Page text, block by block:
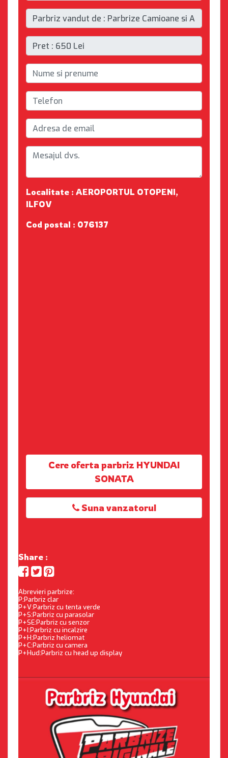
Localitate : AEROPORTUL OTOPENI,
ILFOV
Cod postal : 076137
Cere oferta parbriz HYUNDAI
SONATA
Suna vanzatorul
Share :
Abrevieri parbrize:
P:Parbriz clar
P+V:Parbriz cu tenta verde
P+S:Parbriz cu parasolar
P+SE:Parbriz cu senzor
P+I:Parbriz cu incalzire
P+H:Parbriz heliomat
P+C:Parbriz cu camera
P+Hud:Parbriz cu head up display